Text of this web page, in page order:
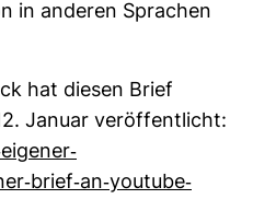
in anderen Spra­chen
hat diesen Brief
Januar ver­öf­fent­licht:
​brief-​an-​you­tube-​